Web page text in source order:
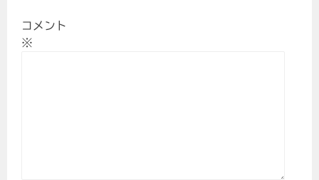
ン
コメント
※